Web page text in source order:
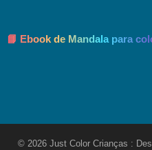
📘 Ebook de Mandala para
© 2026 Just Color Crianças :